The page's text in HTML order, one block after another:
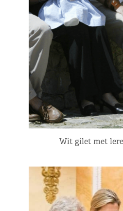
Wit gilet met